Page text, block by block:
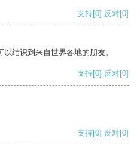
支持[0] 反对[0]
结识到来自世界各地的朋友。
支持[0] 反对[0]
支持[0] 反对[0]